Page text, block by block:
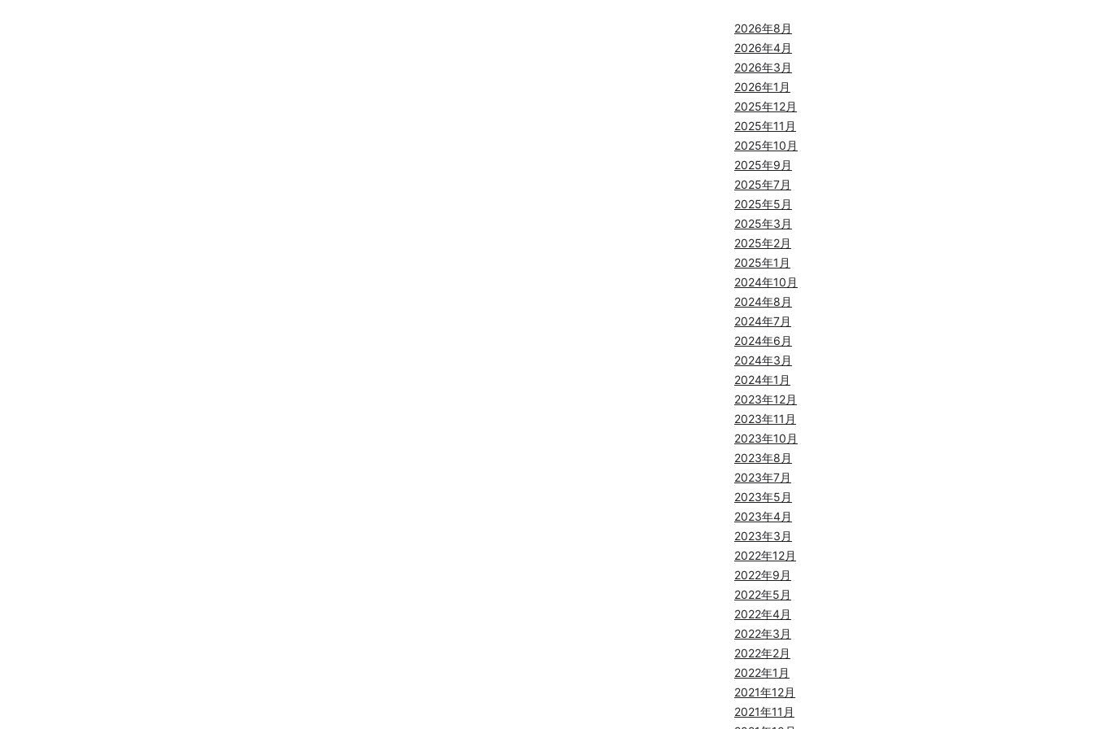
2026年8月
2026年4月
2026年3月
2026年1月
2025年12月
2025年11月
2025年10月
2025年9月
2025年7月
2025年5月
2025年3月
2025年2月
2025年1月
2024年10月
2024年8月
2024年7月
2024年6月
2024年3月
2024年1月
2023年12月
2023年11月
2023年10月
2023年8月
2023年7月
2023年5月
2023年4月
2023年3月
2022年12月
2022年9月
2022年5月
2022年4月
2022年3月
2022年2月
2022年1月
2021年12月
2021年11月